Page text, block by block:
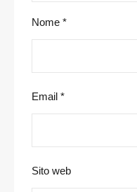
Nome *
Email *
Sito web